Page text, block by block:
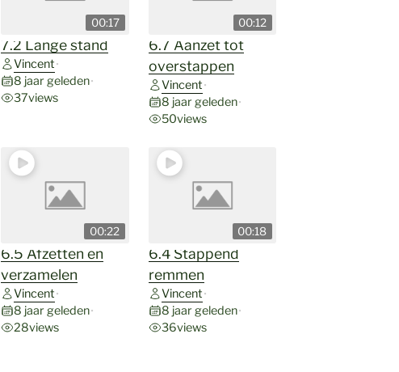
00:17
7.2 Lange stand
Vincent•
8 jaar geleden•
37views
00:12
6.7 Aanzet tot
overstappen
Vincent•
8 jaar geleden•
50views
00:22
6.5 Afzetten en
verzamelen
Vincent•
8 jaar geleden•
28views
00:18
6.4 Stappend
remmen
Vincent•
8 jaar geleden•
36views